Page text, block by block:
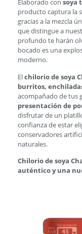
Elaborado con soya
producto captura la
gracias a la mezcla
que distingue a
profundo te harán
bocado es una
moderno.
Elchilorio de soya
burritos,
acompañado de tus
presentación de
disfrutar de un
confianza de estar
conservadores
naturales.
Chilorio de soya
auténtico y una